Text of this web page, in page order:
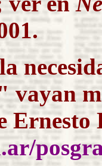
Ernesto